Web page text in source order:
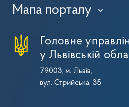
Мапа порталу ›
Головне
у Львівській
79003, м. Львів,
вул. Стрийська, 35